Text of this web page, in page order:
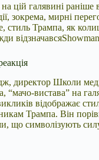
цій галявині раніше
зокрема, мирні
стиль Трампа, як
директор Школи
вистава” на
відображає
Трампа. Він
що символізують